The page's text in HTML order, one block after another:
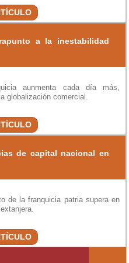
a la inestabilidad
aunmenta cada día más,
globalización comercial.
de capital nacional en
de la franquicia patria supera en